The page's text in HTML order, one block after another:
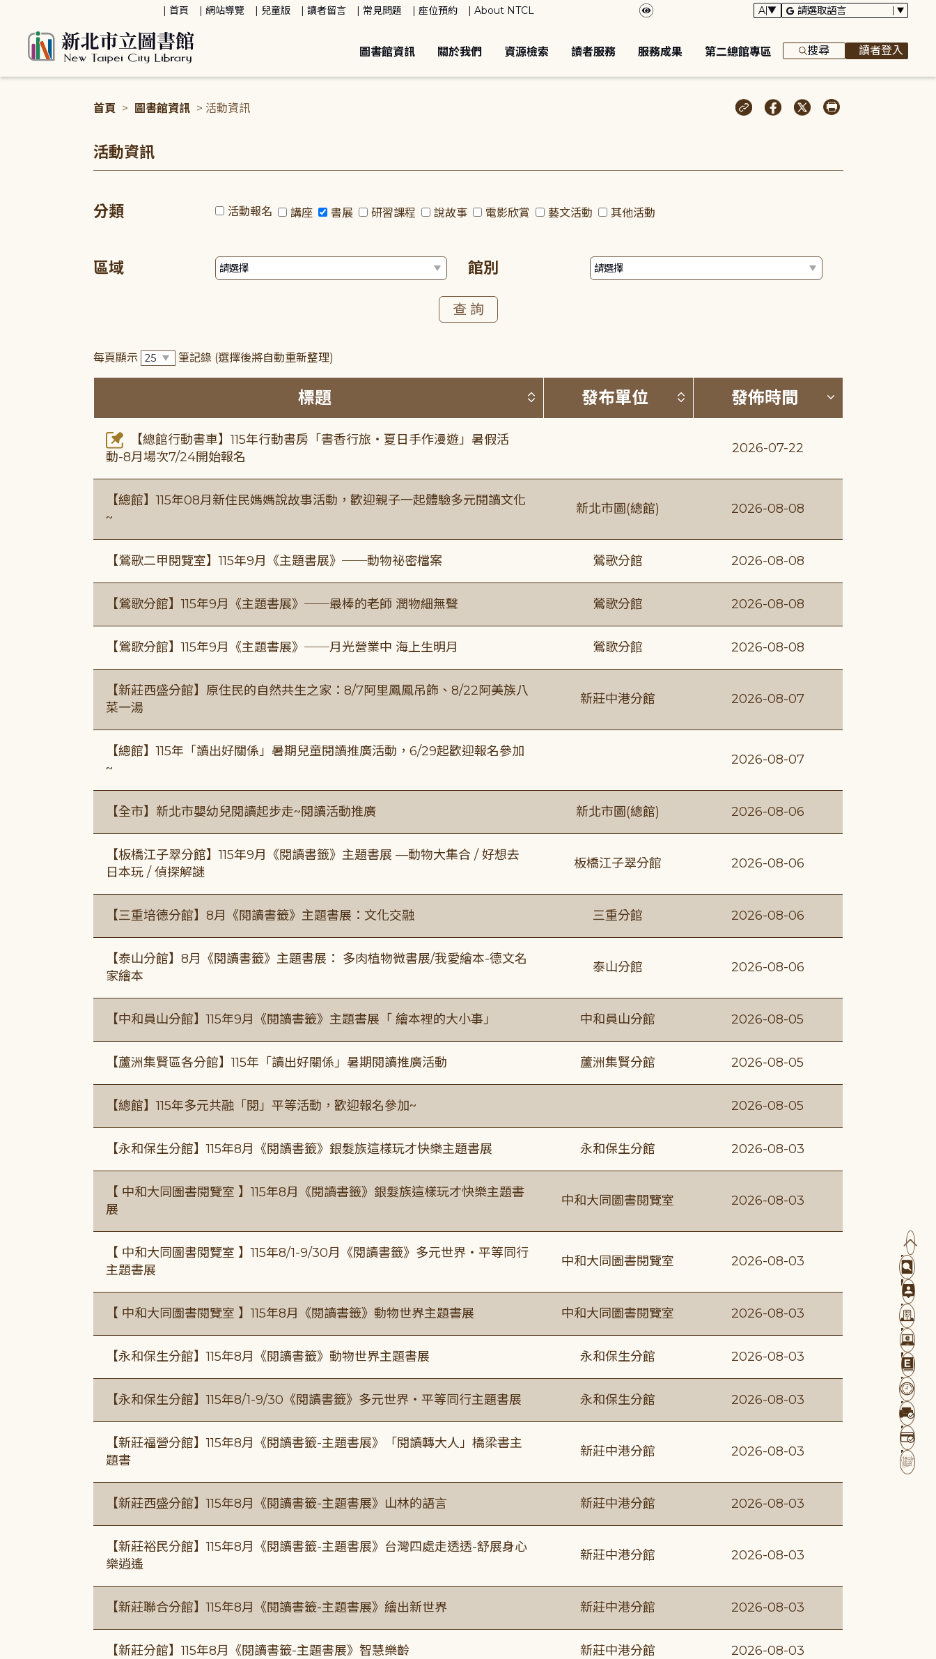
首頁 網站導覽 兒童版 讀者留言 常見問題 座位預約 About NTCL
圖書館資訊 關於我們 資源檢索 讀者服務 服務成果 第二總館專區 搜尋 讀者登入
首頁 > 圖書館資訊 > 活動資訊
活動資訊
分類 活動報名 講座 書展 研習課程 說故事 電影欣賞 藝文活動 其他活動
區域 館別
每頁顯示 筆記錄 (選擇後將自動重新整理)
標題 按標題排序 (升降冪)
發布單位 按發布單位排序 (升降冪)
發佈時間 按發佈時間
【總館行動書車】115年行動書房「書香行旅・夏日手作漫遊」暑假活
動-8月場次7/24開始報名
2026-07-22
【總館】115年08月新住民媽媽說故事活動，歡迎親子一起體驗多元閱讀文化
~
新北市圖(總館) 2026-08-08
【鶯歌二甲閱覽室】115年9月《主題書展》──動物祕密檔案 鶯歌分館 2026-08-08
【鶯歌分館】115年9月《主題書展》──最棒的老師 潤物細無聲 鶯歌分館 2026-08-08
【鶯歌分館】115年9月《主題書展》──月光營業中 海上生明月 鶯歌分館 2026-08-08
【新莊西盛分館】原住民的自然共生之家：8/7阿里鳳鳳吊飾、8/22阿美族八
菜一湯
新莊中港分館 2026-08-07
【總館】115年「讀出好關係」暑期兒童閱讀推廣活動，6/29起歡迎報名參加
~
2026-08-07
【全市】新北市嬰幼兒閱讀起步走~閱讀活動推廣 新北市圖(總館) 2026-08-06
【板橋江子翠分館】115年9月《閱讀書籤》主題書展 —動物大集合 / 好想去
日本玩 / 偵探解謎
板橋江子翠分館 2026-08-06
【三重培德分館】8月《閱讀書籤》主題書展：文化交融 三重分館 2026-08-06
【泰山分館】8月《閱讀書籤》主題書展： 多肉植物微書展/我愛繪本-德文名
家繪本
泰山分館 2026-08-06
【中和員山分館】115年9月《閱讀書籤》主題書展「 繪本裡的大小事」 中和員山分館 2026-08-05
【蘆洲集賢區各分館】115年「讀出好關係」暑期閱讀推廣活動 蘆洲集賢分館 2026-08-05
【總館】115年多元共融「閱」平等活動，歡迎報名參加~ 2026-08-05
【永和保生分館】115年8月《閱讀書籤》銀髮族這樣玩才快樂主題書展 永和保生分館 2026-08-03
【 中和大同圖書閱覽室 】115年8月《閱讀書籤》銀髮族這樣玩才快樂主題書
展
中和大同圖書閱覽室 2026-08-03
【 中和大同圖書閱覽室 】115年8/1-9/30月《閱讀書籤》多元世界・平等同行
主題書展
中和大同圖書閱覽室 2026-08-03
【 中和大同圖書閱覽室 】115年8月《閱讀書籤》動物世界主題書展 中和大同圖書閱覽室 2026-08-03
【永和保生分館】115年8月《閱讀書籤》動物世界主題書展 永和保生分館 2026-08-03
【永和保生分館】115年8/1-9/30《閱讀書籤》多元世界・平等同行主題書展 永和保生分館 2026-08-03
【新莊福營分館】115年8月《閱讀書籤-主題書展》「閱讀轉大人」橋梁書主
題書
新莊中港分館 2026-08-03
【新莊西盛分館】115年8月《閱讀書籤-主題書展》山林的語言 新莊中港分館 2026-08-03
【新莊裕民分館】115年8月《閱讀書籤-主題書展》台灣四處走透透-舒展身心
樂逍遙
新莊中港分館 2026-08-03
【新莊聯合分館】115年8月《閱讀書籤-主題書展》繪出新世界 新莊中港分館 2026-08-03
【新莊分館】115年8月《閱讀書籤-主題書展》智慧樂齡 新莊中港分館 2026-08-03